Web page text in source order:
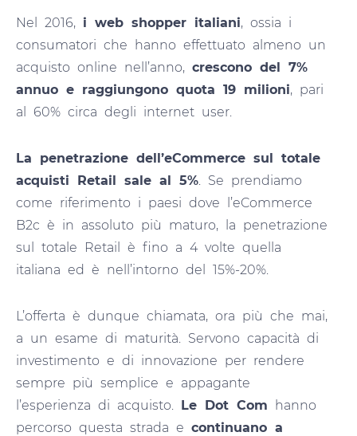
Nel 2016, i web shopper italiani, ossia i
consumatori che hanno effettuato almeno un
acquisto online nell’anno, crescono del 7%
annuo e raggiungono quota 19 milioni, pari
al 60% circa degli internet user.
La penetrazione dell’eCommerce sul totale
acquisti Retail sale al 5%. Se prendiamo
come riferimento i paesi dove l’eCommerce
B2c è in assoluto più maturo, la penetrazione
sul totale Retail è fino a 4 volte quella
italiana ed è nell’intorno del 15%-20%.
L’offerta è dunque chiamata, ora più che mai,
a un esame di maturità. Servono capacità di
investimento e di innovazione per rendere
sempre più semplice e appagante
l’esperienza di acquisto. Le Dot Com hanno
percorso questa strada e continuano a